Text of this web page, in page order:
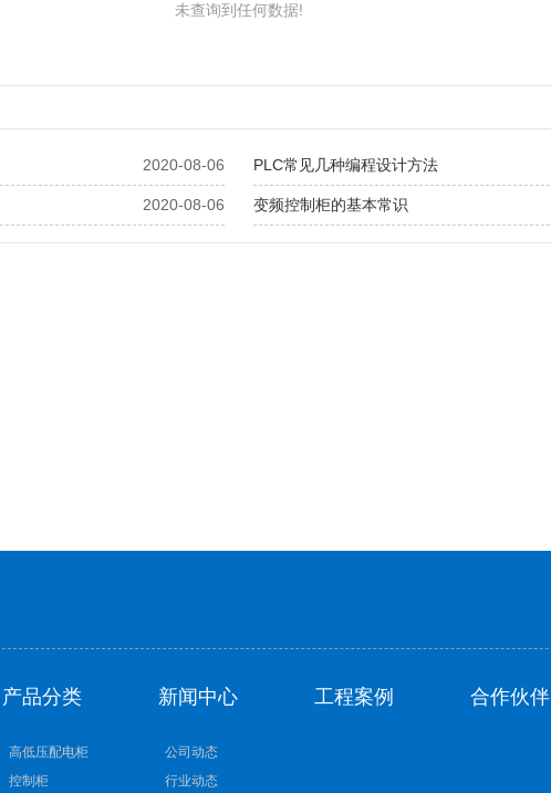
未查询到任何数据!
2020-08-06 PLC常见几种编程设计方法
2020-08-06 变频控制柜的基本常识
产品分类
高低压配电柜
控制柜
新闻中心
公司动态
行业动态
工程案例 合作伙伴